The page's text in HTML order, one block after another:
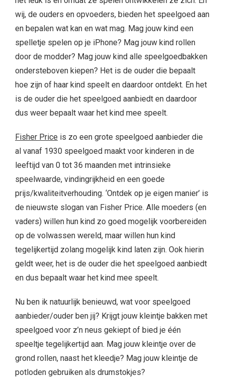
wij, de ouders en opvoeders, bieden het speelgoed aan
en bepalen wat kan en wat mag. Mag jouw kind een
spelletje spelen op je iPhone? Mag jouw kind rollen
door de modder? Mag jouw kind alle speelgoedbakken
ondersteboven kiepen? Het is de ouder die bepaalt
hoe zijn of haar kind speelt en daardoor ontdekt. En het
is de ouder die het speelgoed aanbiedt en daardoor
dus weer bepaalt waar het kind mee speelt.
Fisher Price is zo een grote speelgoed aanbieder die
al vanaf 1930 speelgoed maakt voor kinderen in de
leeftijd van 0 tot 36 maanden met intrinsieke
speelwaarde, vindingrijkheid en een goede
prijs/kwaliteitverhouding. ‘Ontdek op je eigen manier’ is
de nieuwste slogan van Fisher Price. Alle moeders (en
vaders) willen hun kind zo goed mogelijk voorbereiden
op de volwassen wereld, maar willen hun kind
tegelijkertijd zolang mogelijk kind laten zijn. Ook hierin
geldt weer, het is de ouder die het speelgoed aanbiedt
en dus bepaalt waar het kind mee speelt.
Nu ben ik natuurlijk benieuwd, wat voor speelgoed
aanbieder/ouder ben jij? Krijgt jouw kleintje bakken met
speelgoed voor z’n neus gekiept of bied je één
speeltje tegelijkertijd aan. Mag jouw kleintje over de
grond rollen, naast het kleedje? Mag jouw kleintje de
potloden gebruiken als drumstokjes?